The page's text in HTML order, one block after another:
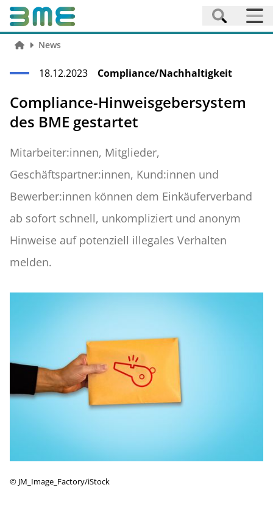
News
18.12.2023 Compliance/Nachhaltigkeit
Compliance-Hinweisgebersystem
des BME gestartet
Mitarbeiter:innen, Mitglieder,
Geschäftspartner:innen, Kund:innen und
Bewerber:innen können dem Einkäuferverband
ab sofort schnell, unkompliziert und anonym
Hinweise auf potenziell illegales Verhalten
melden.
© JM_Image_Factory/iStock